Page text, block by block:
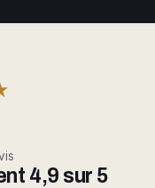
4,9 sur 5